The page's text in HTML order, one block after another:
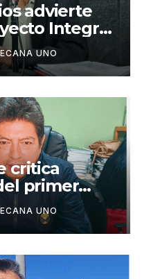
advierte
Integral
para
UNO
critica
primer
de Keiko
UNO